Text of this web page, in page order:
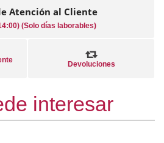
Atención al Cliente
(Solo días laborables)
Devoluciones
interesar